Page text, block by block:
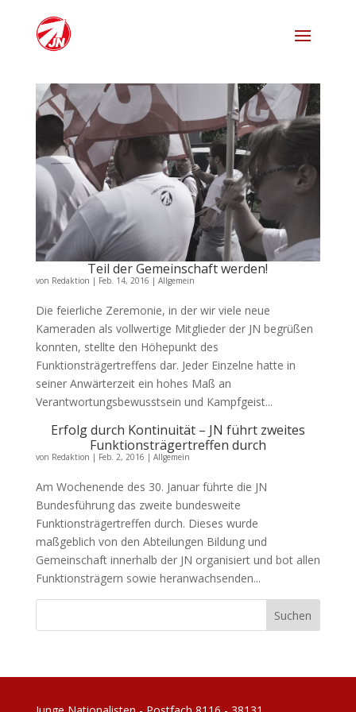
Teil der Gemeinschaft werden!
von Redaktion | Feb. 14, 2016 | Allgemein
Die feierliche Zeremonie, in der wir viele neue
Kameraden als vollwertige Mitglieder der JN begrüßen
konnten, stellte den Höhepunkt des
Funktionsträgertreffens dar. Jeder Einzelne hatte in
seiner Anwärterzeit ein hohes Maß an
Verantwortungsbewusstsein und Kampfgeist...
Erfolg durch Kontinuität – JN führt zweites
Funktionsträgertreffen durch
von Redaktion | Feb. 2, 2016 | Allgemein
Am Wochenende des 30. Januar führte die JN
Bundesführung das zweite bundesweite
Funktionsträgertreffen durch. Dieses wurde
maßgeblich von den Abteilungen Bildung und
Gemeinschaft innerhalb der JN organisiert und bot allen
Funktionsträgern sowie heranwachsenden...